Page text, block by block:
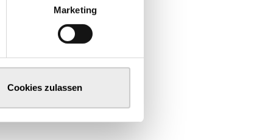
Marketing
Cookies zulassen